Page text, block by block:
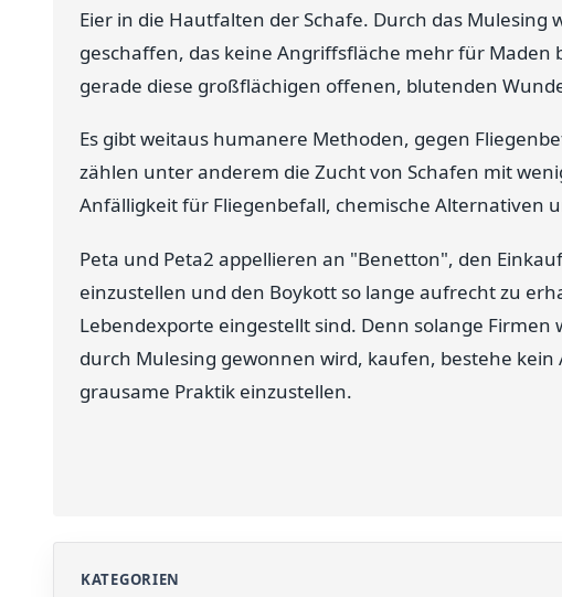
Eier in die Hautfalten der Schafe. Durch das Mulesing
geschaffen, das keine Angriffsfläche mehr für Maden
gerade diese großflächigen offenen, blutenden
Es gibt weitaus humanere Methoden, gegen
zählen unter anderem die Zucht von Schafen mit
Anfälligkeit für Fliegenbefall, chemische Alternativen
Peta und Peta2 appellieren an "Benetton", den
einzustellen und den Boykott so lange aufrecht zu
Lebendexporte eingestellt sind. Denn solange
durch Mulesing gewonnen wird, kaufen, bestehe
grausame Praktik einzustellen.
KATEGORIEN